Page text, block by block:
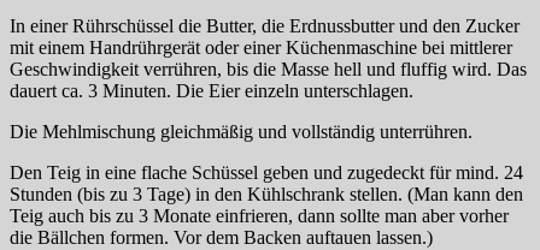
In einer Rührschüssel die Butter, die Erdnussbutter und den Zucker
mit einem Handrührgerät oder einer Küchenmaschine bei mittlerer
Geschwindigkeit verrühren, bis die Masse hell und fluffig wird. Das
dauert ca. 3 Minuten. Die Eier einzeln unterschlagen.
Die Mehlmischung gleichmäßig und vollständig unterrühren.
Den Teig in eine flache Schüssel geben und zugedeckt für mind. 24
Stunden (bis zu 3 Tage) in den Kühlschrank stellen. (Man kann den
Teig auch bis zu 3 Monate einfrieren, dann sollte man aber vorher
die Bällchen formen. Vor dem Backen auftauen lassen.)